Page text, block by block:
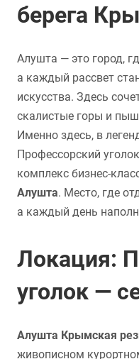
берега
Алушта — это город,
а каждый рассвет
искусства. Здесь
скалистые горы и
Именно здесь, в
Профессорский
комплекс бизнес-
Алушта. Место, где
а каждый день
Локация:
уголок —
Алушта Крымская
живописном